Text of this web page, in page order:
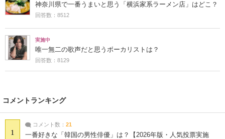
神奈川県で一番うまいと思う「横浜家系ラーメン店」はどこ？
回答数：8512
実施中
唯一無二の歌声だと思うボーカリストは？
回答数：8129
コメントランキング
1
コメント数： 21
一番好きな「韓国の男性俳優」は？【2026年版・人気投票実施